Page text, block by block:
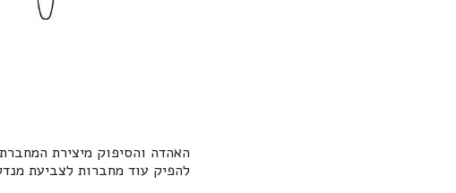
האהדה והסיפוק מיצירת
להפיק עוד מחברות לצביעת